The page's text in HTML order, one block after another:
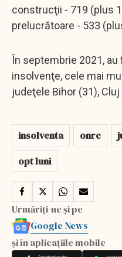
construcţii - 719 (plus
prelucrătoare - 533
În septembrie 2021,
insolvenţe, cele mai
judeţele Bihor (31),
insolventa onrc
opt luni
Urmăriți-ne și pe
Google News
și în aplicațiile mobile